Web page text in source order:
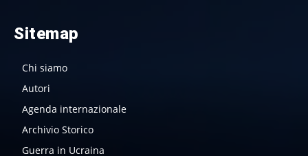
Sitemap
Chi siamo
Autori
Agenda internazionale
Archivio Storico
Guerra in Ucraina